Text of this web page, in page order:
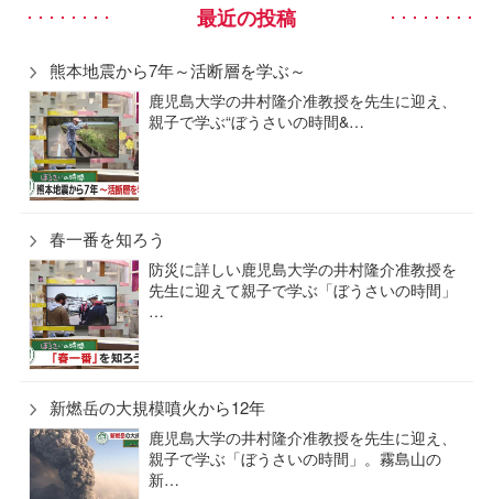
最近の投稿
熊本地震から7年～活断層を学ぶ～
鹿児島大学の井村隆介准教授を先生に迎え、
親子で学ぶ“ぼうさいの時間&…
春一番を知ろう
防災に詳しい鹿児島大学の井村隆介准教授を
先生に迎えて親子で学ぶ「ぼうさいの時間」
…
新燃岳の大規模噴火から12年
鹿児島大学の井村隆介准教授を先生に迎え、
親子で学ぶ「ぼうさいの時間」。霧島山の
新…